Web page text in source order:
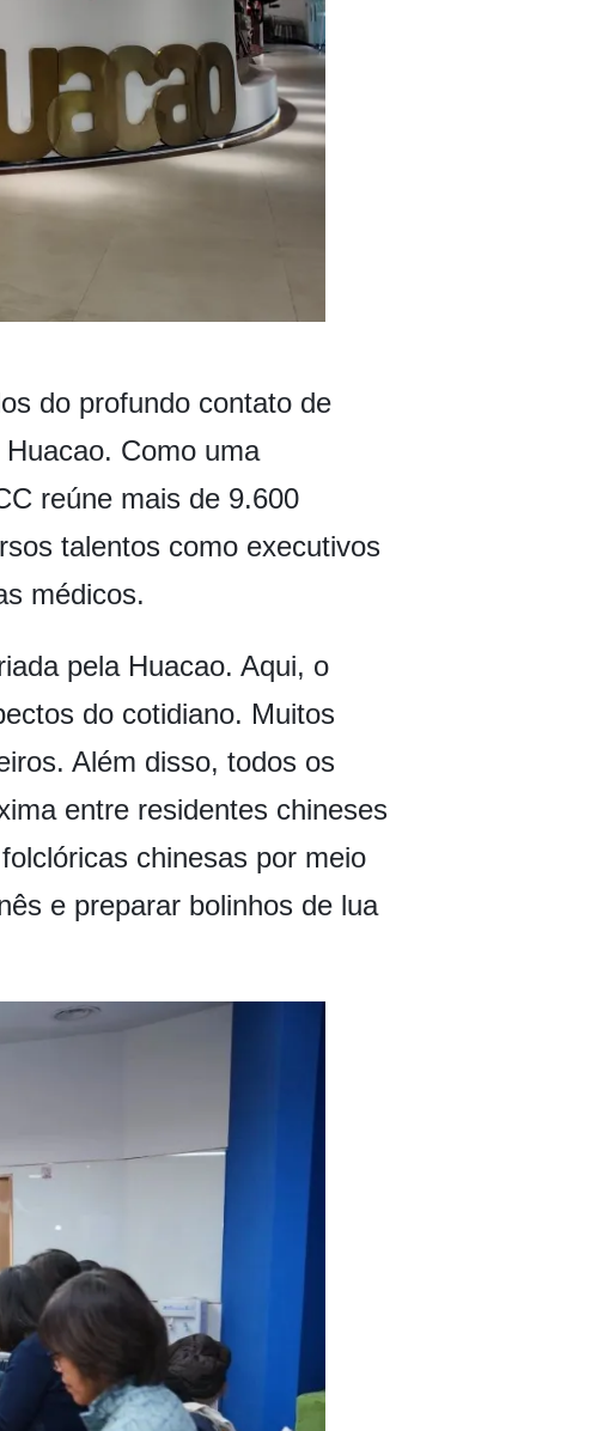
do profundo contato de
Como uma
reúne mais de 9.600
talentos como executivos
médicos.
pela Huacao. Aqui, o
do cotidiano. Muitos
Além disso, todos os
entre residentes chineses
chinesas por meio
e preparar bolinhos de lua